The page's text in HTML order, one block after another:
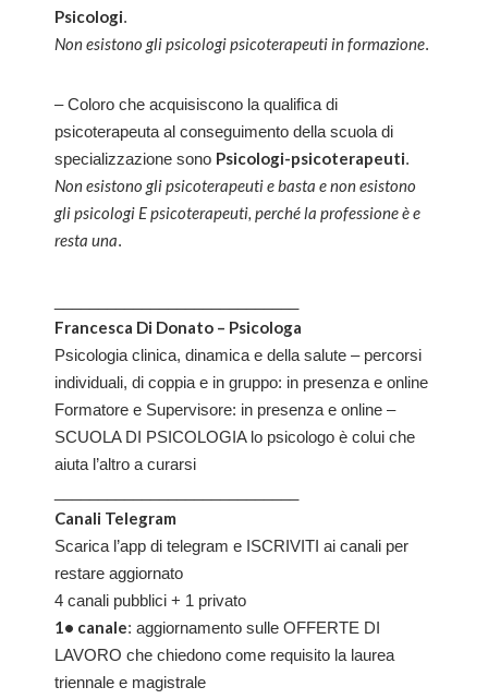
Psicologi.
Non esistono gli psicologi psicoterapeuti in formazione.
– Coloro che acquisiscono la qualifica di
psicoterapeuta al conseguimento della scuola di
specializzazione sono Psicologi-psicoterapeuti.
Non esistono gli psicoterapeuti e basta e non esistono
gli psicologi E psicoterapeuti, perché la professione è e
resta una.
Francesca Di Donato – Psicologa
Psicologia clinica, dinamica e della salute – percorsi
individuali, di coppia e in gruppo: in presenza e online
Formatore e Supervisore: in presenza e online –
SCUOLA DI PSICOLOGIA lo psicologo è colui che
aiuta l’altro a curarsi
Canali Telegram
Scarica l’app di telegram e ISCRIVITI ai canali per
restare aggiornato
4 canali pubblici + 1 privato
1• canale: aggiornamento sulle OFFERTE DI
LAVORO che chiedono come requisito la laurea
triennale e magistrale